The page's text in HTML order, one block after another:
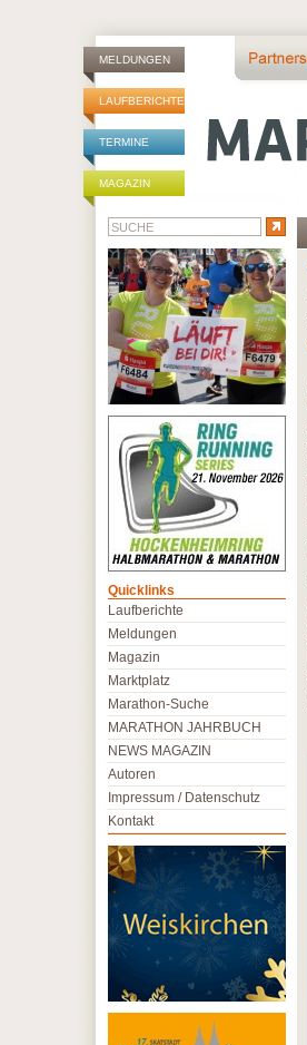
MELDUNGEN
LAUFBERICHTE
TERMINE
MAGAZIN
Quicklinks
Laufberichte
Meldungen
Magazin
Marktplatz
Marathon-Suche
MARATHON JAHRBUCH
NEWS MAGAZIN
Autoren
Impressum / Datenschutz
Kontakt